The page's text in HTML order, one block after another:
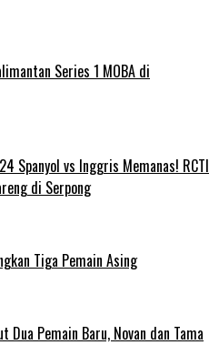
Series 1 MOBA di
Spanyol vs Inggris Memanas! RCTI
di Serpong
Tiga Pemain Asing
Dua Pemain Baru, Novan dan Tama